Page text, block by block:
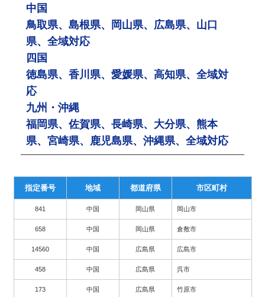
中国
鳥取県、島根県、岡山県、広島県、山口
県、全域対応
四国
徳島県、香川県、愛媛県、高知県、全域対
応
九州・沖縄
福岡県、佐賀県、長崎県、大分県、熊本
県、宮崎県、鹿児島県、沖縄県、全域対応
指定番号 地域 都道府県 市区町村
841 中国 岡山県 岡山市
658 中国 岡山県 倉敷市
14560 中国 広島県 広島市
458 中国 広島県 呉市
173 中国 広島県 竹原市